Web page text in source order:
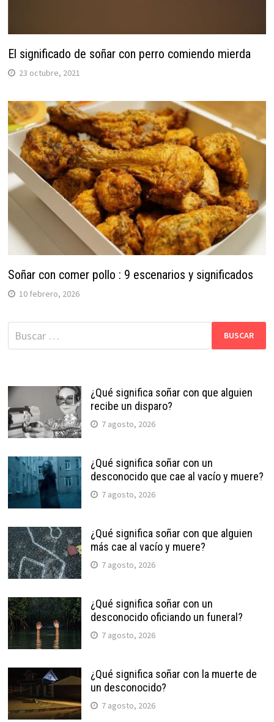
El significado de soñar con perro comiendo mierda
23 octubre, 2021
Soñar con comer pollo : 9 escenarios y significados
10 febrero, 2026
Buscar:
¿Qué significa soñar con que alguien
recibe un disparo?
7 agosto, 2026
¿Qué significa soñar con un
desconocido que cae al vacío y muere?
7 agosto, 2026
¿Qué significa soñar con que alguien
más cae al vacío y muere?
7 agosto, 2026
¿Qué significa soñar con un
desconocido oficiando un funeral?
7 agosto, 2026
¿Qué significa soñar con la muerte de
un desconocido?
7 agosto, 2026